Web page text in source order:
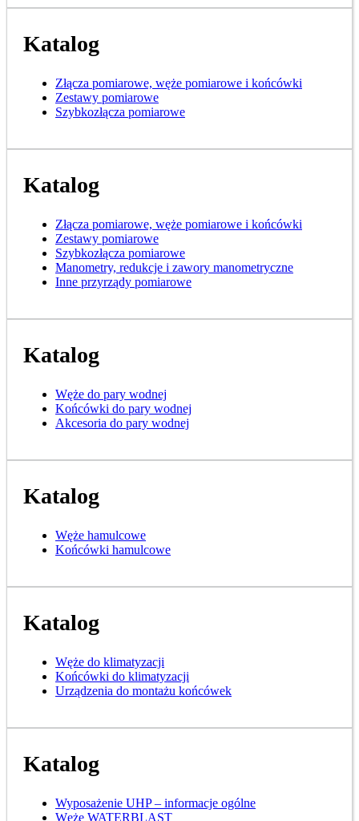
Katalog
Złącza pomiarowe, węże pomiarowe i końcówki
Zestawy pomiarowe
Szybkozłącza pomiarowe
Katalog
Złącza pomiarowe, węże pomiarowe i końcówki
Zestawy pomiarowe
Szybkozłącza pomiarowe
Manometry, redukcje i zawory manometryczne
Inne przyrządy pomiarowe
Katalog
Węże do pary wodnej
Końcówki do pary wodnej
Akcesoria do pary wodnej
Katalog
Węże hamulcowe
Końcówki hamulcowe
Katalog
Węże do klimatyzacji
Końcówki do klimatyzacji
Urządzenia do montażu końcówek
Katalog
Wyposażenie UHP – informacje ogólne
Węże WATERBLAST